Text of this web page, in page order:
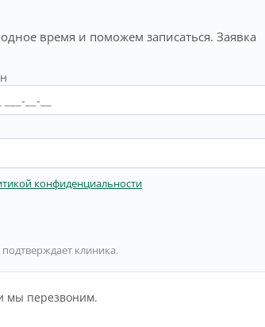
время и поможем записаться. Заявка
конфиденциальности
клиника.
мы перезвоним.